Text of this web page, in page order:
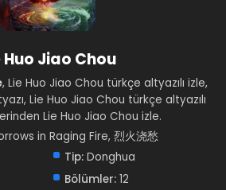
Huo Jiao Chou
, Lie Huo Jiao Chou türkçe altyazılı izle,
Lie Huo Jiao Chou türkçe altyazılı
Lie Huo Jiao Chou izle.
in Raging Fire, 烈火浇愁
Tip: Donghua
Bölümler: 12